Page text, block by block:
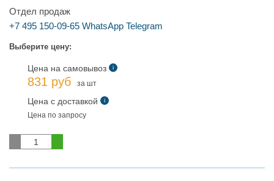
Отдел продаж
+7 495 150-09-65 WhatsApp Telegram
Выберите цену:
Цена на самовывоз i
831 руб за шт
Цена с доставкой i
Цена по запросу